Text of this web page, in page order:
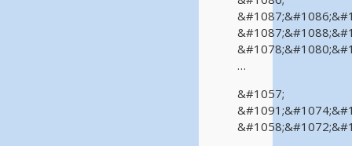
…
&#1057;